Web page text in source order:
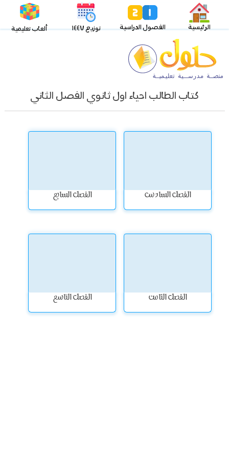
الرئيسية الفصول الدراسية توزيع ١٤٤٧ ألعاب تعليمية
كتاب الطالب احياء اول ثانوي الفصل الثاني
الفصل السادس الفصل السابع
الفصل الثامن الفصل التاسع